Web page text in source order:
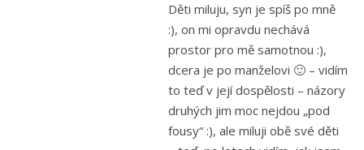
Děti miluju, syn je spíš po mně
:), on mi opravdu nechává
prostor pro mě samotnou :),
dcera je po manželovi 🙂 – vidím
to teď v její dospělosti – názory
druhých jim moc nejdou „pod
fousy“ :), ale miluji obě své děti